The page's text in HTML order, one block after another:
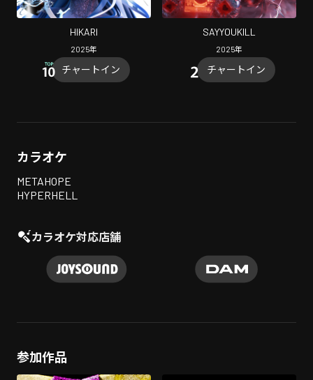
HIKARI
2025年
チャートイン
SAYYOUKILL
2025年
チャートイン
カラオケ
METAHOPE
HYPERHELL
カラオケ対応店舗
参加作品